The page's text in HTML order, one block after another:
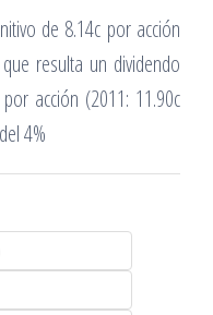
de 8.14c por acción
resulta un dividendo
acción (2011: 11.90c
4%